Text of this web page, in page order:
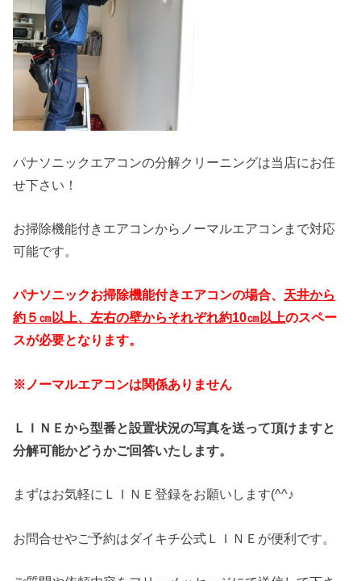
パナソニックエアコンの分解クリーニングは当店にお任
せ下さい！
お掃除機能付きエアコンからノーマルエアコンまで対応
可能です。
パナソニックお掃除機能付きエアコンの場合、 天井から
約５㎝以上、左右の壁からそれぞれ約10㎝以上のスペー
スが必要となります。
※ノーマルエアコンは関係ありません
ＬＩＮＥから型番と設置状況の写真を送って頂けますと
分解可能かどうかご回答いたします。
まずはお気軽にＬＩＮＥ登録をお願いします(^^♪
お問合せやご予約はダイキチ公式ＬＩＮＥが便利です。